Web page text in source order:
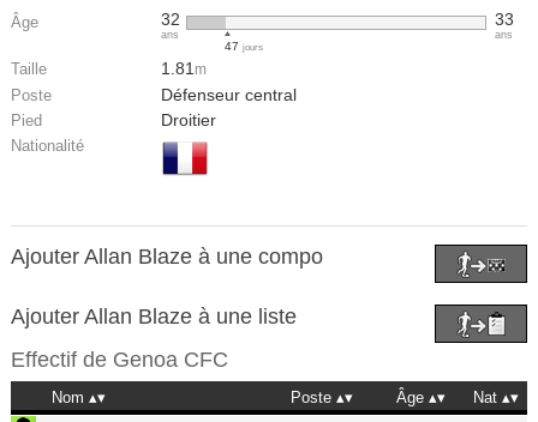
Âge 32
ans
47 jours
33
ans
Taille 1.81m
Poste Défenseur central
Pied Droitier
Nationalité
Ajouter Allan Blaze à une compo
Ajouter Allan Blaze à une liste
Effectif de Genoa CFC
Nom Poste Âge
Nat